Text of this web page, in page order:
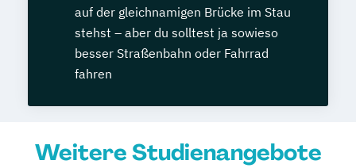
auf der gleichnamigen Brücke im Stau
stehst – aber du solltest ja sowieso
besser Straßenbahn oder Fahrrad
fahren
Weitere Studienangebote